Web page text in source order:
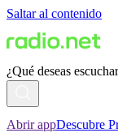
Saltar al contenido
¿Qué deseas
Abrir appDescubre